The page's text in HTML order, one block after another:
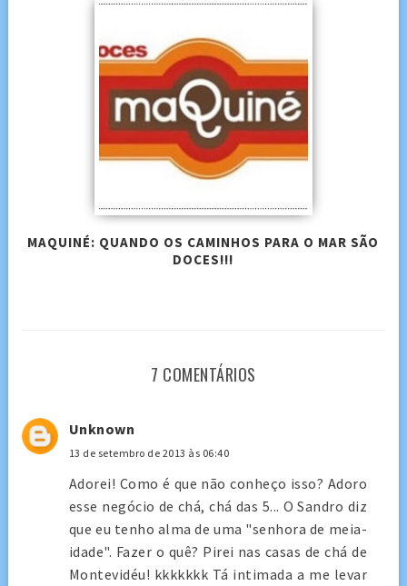
MAQUINÉ: QUANDO OS CAMINHOS PARA O MAR SÃO
DOCES!!!
7 COMENTÁRIOS
Unknown
13 de setembro de 2013 às 06:40
Adorei! Como é que não conheço isso? Adoro
esse negócio de chá, chá das 5... O Sandro diz
que eu tenho alma de uma "senhora de meia-
idade". Fazer o quê? Pirei nas casas de chá de
Montevidéu! kkkkkkk Tá intimada a me levar